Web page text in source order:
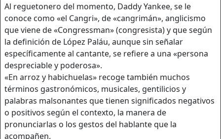
Al reguetonero del momento, Daddy Yankee, se le
conoce como «el Cangri», de «cangrimán», anglicismo
que viene de «Congressman» (congresista) y que según
la definición de López Paláu, aunque sin señalar
específicamente al cantante, se refiere a una «persona
despreciable y poderosa».
«En arroz y habichuelas» recoge también muchos
términos gastronómicos, musicales, gentilicios y
palabras malsonantes que tienen significados negativos
o positivos según el contexto, la manera de
pronunciarlas o los gestos del hablante que la
acompañen.